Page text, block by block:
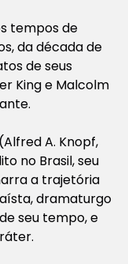
tempos de
da década de
de seus
King e Malcolm
A. Knopf,
no Brasil, seu
a trajetória
dramaturgo
seu tempo, e